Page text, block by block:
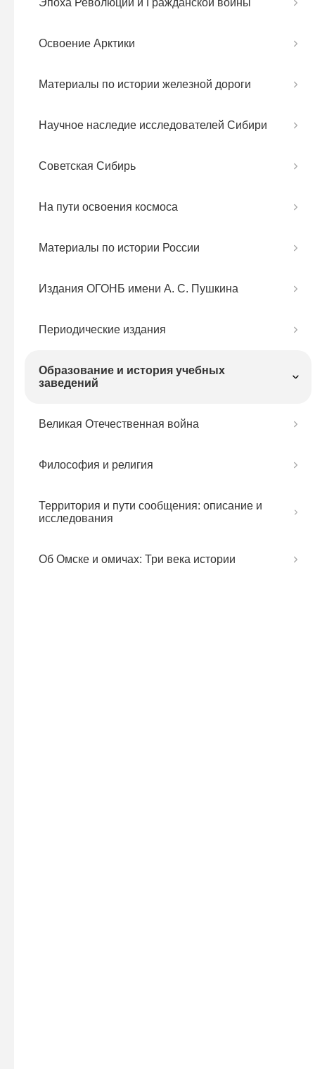
Эпоха Революций и Гражданской войны
Освоение Арктики
Материалы по истории железной дороги
Научное наследие исследователей Сибири
Советская Сибирь
На пути освоения космоса
Материалы по истории России
Издания ОГОНБ имени А. С. Пушкина
Периодические издания
Образование и история учебных
заведений
Великая Отечественная война
Философия и религия
Территория и пути сообщения: описание и
исследования
Об Омске и омичах: Три века истории